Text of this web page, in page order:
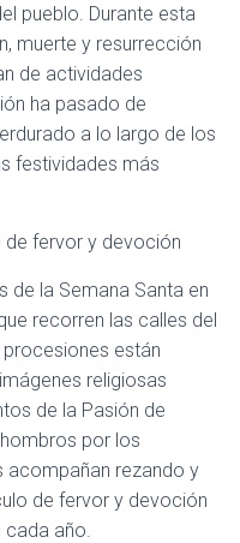
pueblo. Durante esta
muerte y resurrección
de actividades
ha pasado de
a lo largo de los
festividades más
de fervor y devoción
de la Semana Santa en
recorren las calles del
están
religiosas
de la Pasión de
por los
acompañan rezando y
de fervor y devoción
cada año.